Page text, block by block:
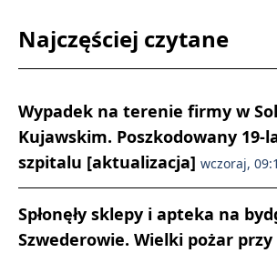
Najczęściej czytane
Wypadek na terenie firmy w
Kujawskim. Poszkodowany 19-
szpitalu [aktualizacja] wczoraj,
Spłonęły sklepy i apteka na
Szwederowie. Wielki pożar przy